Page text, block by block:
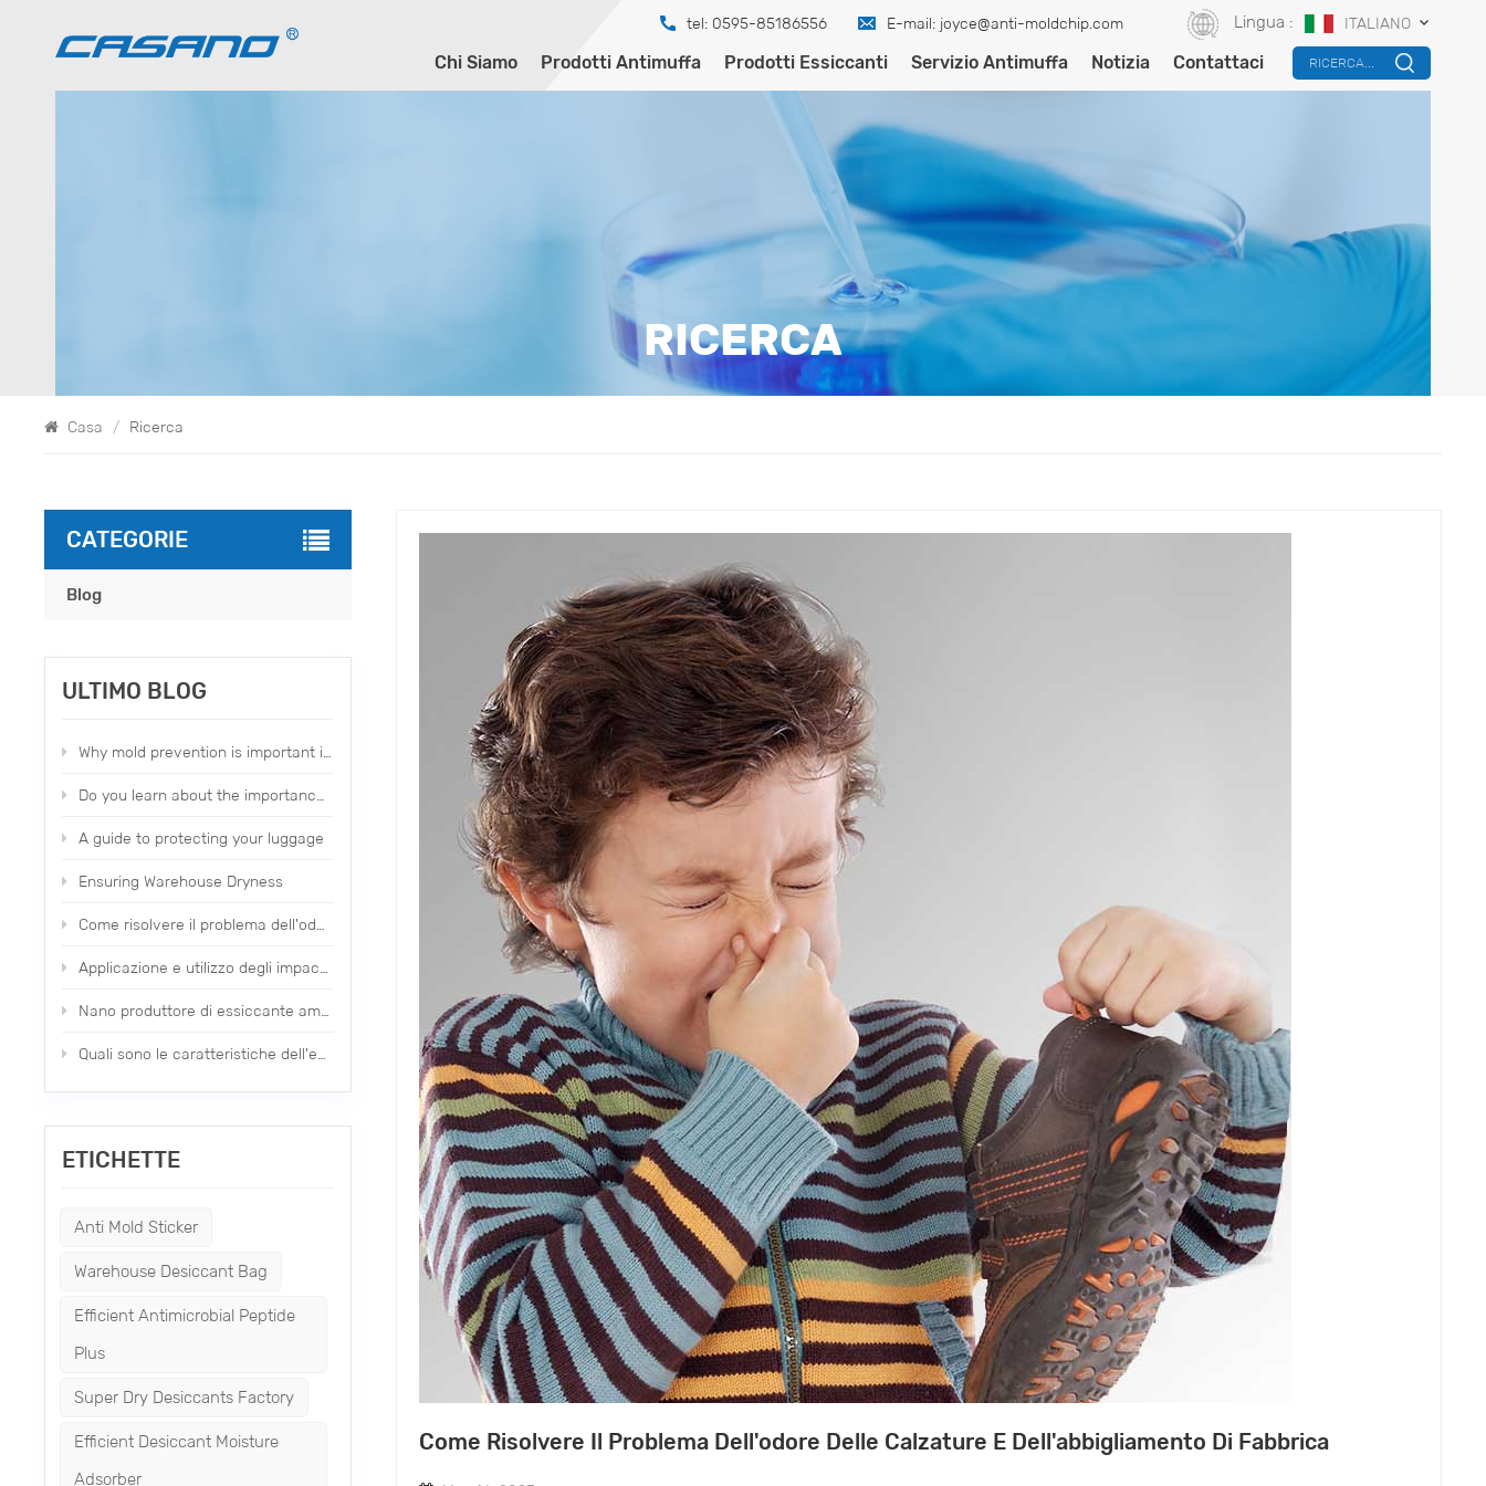
tel: 0595-85186556 E-mail: joyce@anti-moldchip.com Lingua : ITALIANO
Chi Siamo Prodotti Antimuffa Prodotti Essiccanti Servizio Antimuffa Notizia Contattaci RICERCA...
RICERCA
Casa / Ricerca
CATEGORIE
Blog
ULTIMO BLOG
Why mold prevention is important in our daily life？
Do you learn about the importance of moldproofing items？
A guide to protecting your luggage
Ensuring Warehouse Dryness
Come risolvere il problema dell'odore delle calzature e dell'abbigliamento di fabbrica
Applicazione e utilizzo degli impacchi di asciugatura profumati Topone
Nano produttore di essiccante ambientale di nuovo tipo
Quali sono le caratteristiche dell'essiccante minerale?
ETICHETTE
Anti Mold Sticker
Warehouse Desiccant Bag
Efficient Antimicrobial Peptide
Plus
Super Dry Desiccants Factory
Efficient Desiccant Moisture
Adsorber
Come Risolvere Il Problema Dell'odore Delle Calzature E Dell'abbigliamento Di Fabbrica